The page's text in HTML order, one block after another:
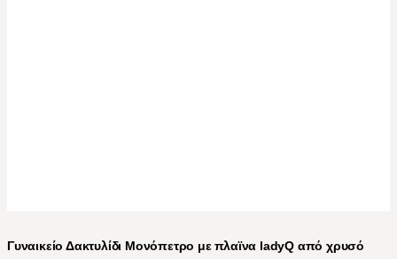
Γυναικείο Δακτυλίδι Μονόπετρο με πλαϊνα ladyQ από χρυσό